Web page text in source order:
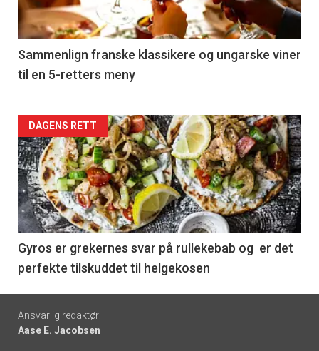
-
5
Sammenlign franske klassikere og ungarske viner
til en 5-retters meny
Forsiden
akkurat
nå
-
6
DAGENS RETT
Gyros er grekernes svar på rullekebab og er det
perfekte tilskuddet til helgekosen
Footer
-
Ansvarlig redaktør:
Aase E. Jacobsen